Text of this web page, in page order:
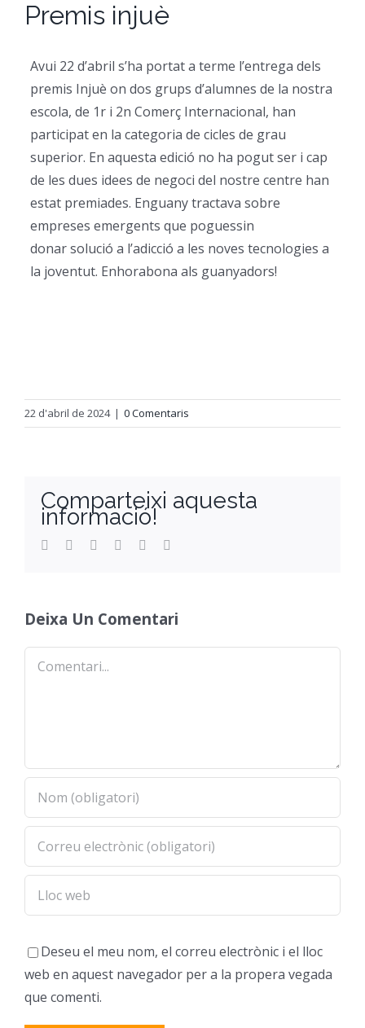
CFGS Comerç
CFGS Sistemes
CFGS Assistència a la
CP Operacions auxiliars
Beques
Catàleg de serveis
Certificació d’idiomes
Notícies
On Som
Instal·lacions
Premis injuè
Avui 22 d’abril s’ha portat a terme l’entrega dels
premis Injuè on dos grups d’alumnes de la nostra
escola, de 1r i 2n Comerç Internacional, han
participat en la categoria de cicles de grau
superior. En aquesta edició no ha pogut ser i cap
de les dues idees de negoci del nostre centre han
estat premiades. Enguany tractava sobre
empreses emergents que poguessin
donar solució a l’adicció a les noves tecnologies a
la joventut. Enhorabona als guanyadors!
22 d'abril de 2024 | 0 Comentaris
Comparteixi aquesta
informació!
Facebook
TwitterReddit LinkedInWhatsApp
Deixa Un Comentari
Comentari
Deseu el meu nom, el correu electrònic i el lloc
web en aquest navegador per a la propera vegada
que comenti.